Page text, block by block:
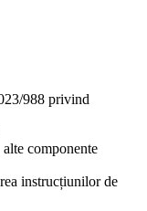
988 privind
componente
instrucțiunilor de